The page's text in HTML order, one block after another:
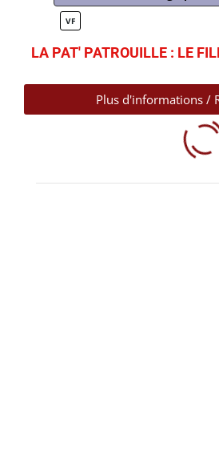
VF
LA PAT' PATROUILLE : LE
Plus d'informations /